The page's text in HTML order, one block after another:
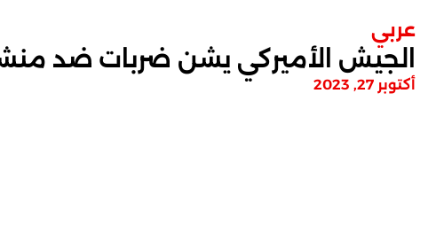
عربي
الجيش الأميركي يشن ضربات ضد
أكتوبر 27, 2023